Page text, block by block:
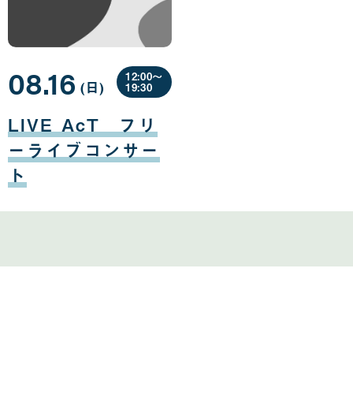
LIVE AcT フリ
ーライブコンサー
ト
08.16
月
16
日
(日曜
日
)
12:00〜
19:30